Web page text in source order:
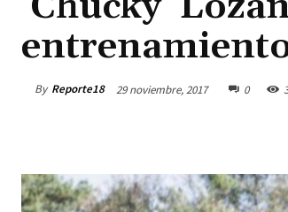
By Reporte18 29 noviembre, 2017 0